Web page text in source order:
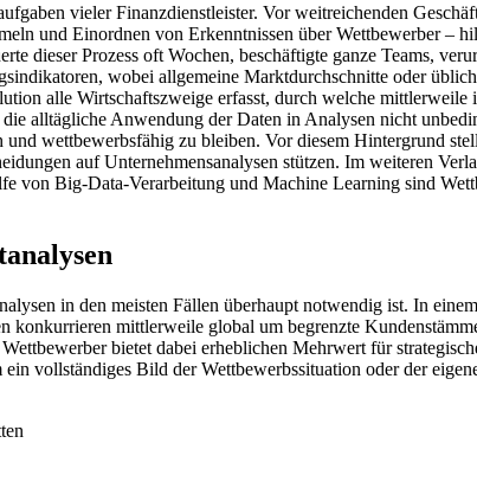
vieler Finanzdienstleister. Vor weitreichenden
und Einordnen von Erkenntnissen über Wettbewerber –
dieser Prozess oft Wochen, beschäftigte ganze Teams,
wobei allgemeine Marktdurchschnitte oder
alle Wirtschaftszweige erfasst, durch welche
alltägliche Anwendung der Daten in Analysen nicht
wettbewerbsfähig zu bleiben. Vor diesem Hintergrund
auf Unternehmensanalysen stützen. Im weiteren
von Big-Data-Verarbeitung und Machine Learning sind
in den meisten Fällen überhaupt notwendig ist. In
konkurrieren mittlerweile global um begrenzte
bietet dabei erheblichen Mehrwert für
vollständiges Bild der Wettbewerbssituation oder der